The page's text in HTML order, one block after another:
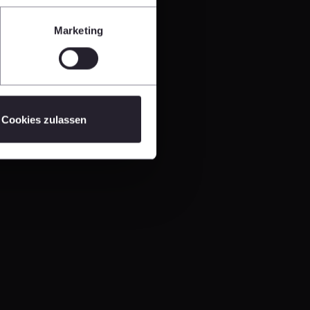
Marketing
Cookies zulassen